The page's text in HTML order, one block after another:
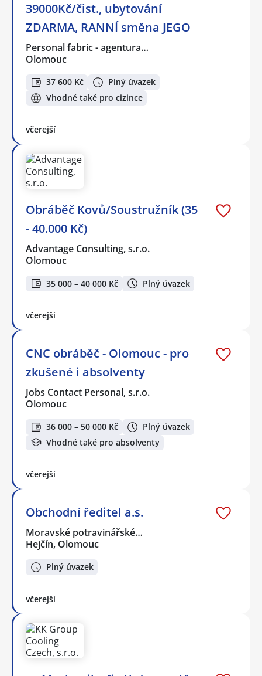
39000Kč/čist., ubytování
ZDARMA, RANNÍ směna JEGO
Personal fabric - agentura…
Olomouc
37 600 Kč
Plný úvazek
Vhodné také pro cizince
včerejší
Obráběč Kovů/Soustružník (35
- 40.000 Kč)
Advantage Consulting, s.r.o.
Olomouc
35 000 – 40 000 Kč Plný úvazek
včerejší
CNC obráběč - Olomouc - pro
zkušené i absolventy
Jobs Contact Personal, s.r.o.
Olomouc
36 000 – 50 000 Kč
Plný úvazek
Vhodné také pro absolventy
včerejší
Obchodní ředitel a.s.
Moravské potravinářské…
Hejčín, Olomouc
Plný úvazek
včerejší